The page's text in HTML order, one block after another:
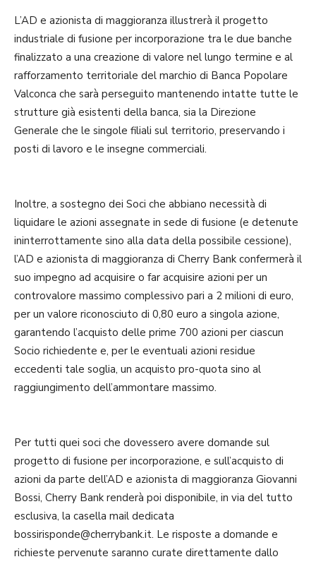
L’AD e azionista di maggioranza illustrerà il progetto
industriale di fusione per incorporazione tra le due banche
finalizzato a una creazione di valore nel lungo termine e al
rafforzamento territoriale del marchio di Banca Popolare
Valconca che sarà perseguito mantenendo intatte tutte le
strutture già esistenti della banca, sia la Direzione
Generale che le singole filiali sul territorio, preservando i
posti di lavoro e le insegne commerciali.
Inoltre, a sostegno dei Soci che abbiano necessità di
liquidare le azioni assegnate in sede di fusione (e detenute
ininterrottamente sino alla data della possibile cessione),
l’AD e azionista di maggioranza di Cherry Bank confermerà il
suo impegno ad acquisire o far acquisire azioni per un
controvalore massimo complessivo pari a 2 milioni di euro,
per un valore riconosciuto di 0,80 euro a singola azione,
garantendo l’acquisto delle prime 700 azioni per ciascun
Socio richiedente e, per le eventuali azioni residue
eccedenti tale soglia, un acquisto pro-quota sino al
raggiungimento dell’ammontare massimo.
Per tutti quei soci che dovessero avere domande sul
progetto di fusione per incorporazione, e sull’acquisto di
azioni da parte dell’AD e azionista di maggioranza Giovanni
Bossi, Cherry Bank renderà poi disponibile, in via del tutto
esclusiva, la casella mail dedicata
bossirisponde@cherrybank.it. Le risposte a domande e
richieste pervenute saranno curate direttamente dallo